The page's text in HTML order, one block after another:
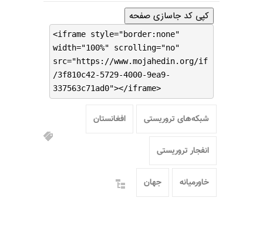
کپی کد جاسازی صفحه
<iframe style="border:none"
width="100%" scrolling="no"
src="https://www.mojahedin.org/if
/3f810c42-5729-4000-9ea9-
337563c71ad0"></iframe>
شبکه‌های تروریستی افغانستان
انفجار تروریستی
خاورمیانه جهان